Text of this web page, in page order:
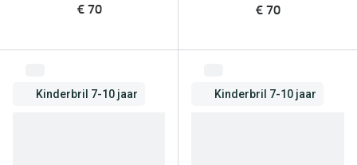
€ 70 € 70
Kinderbril 7-10 jaar Kinderbril 7-10 jaar